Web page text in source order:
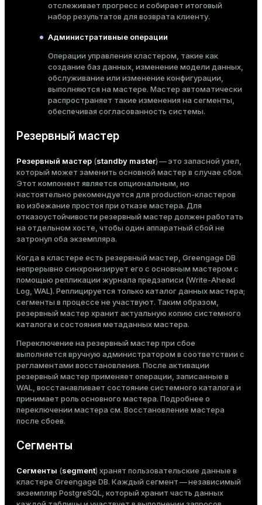
отслеживает прогресс и собирает итоговый
набор результатов для возврата клиенту.
Административные операции
Операции управления кластером, такие как
создание баз данных, изменение модели данных,
обслуживание или изменение конфигурации,
выполняются на мастере. Мастер автоматически
распространяет такие изменения на сегменты,
обеспечивая согласованность системы.
Резервный мастер
Резервный мастер (standby master) — это запасной узел,
который может заменить основной мастер в случае сбоя.
Этот компонент является опциональным, но
настоятельно рекомендуется для production-кластеров
во избежание простоя при отказе мастера. Для
отказоустойчивости резервный мастер должен работать
на отдельном хосте, чтобы один аппаратный сбой не
затронул оба экземпляра.
Когда в кластере есть резервный мастер, Greengage DB
непрерывно синхронизирует его с основным мастером с
помощью репликации журнала предзаписи (Write-Ahead
Log, WAL). Реплицируется только каталог данных мастера;
сегменты в процессе не участвуют. Таким образом,
резервный мастер хранит актуальную копию системного
каталога и состояния метаданных мастера.
Переключение на резервный мастер при сбое
выполняется вручную администратором в соответствии с
регламентами восстановления. После активации
резервный мастер применяет операции, записанные в
WAL, восстанавливает состояние системного каталога и
принимает роль основного мастера. Подробнее о
переключении мастера см. Восстановление мастера
после сбоев.
Сегменты
Сегменты (segment) хранят пользовательские данные в
кластере Greengage DB. Каждый сегмент — независимый
экземпляр PostgreSQL, который хранит часть данных